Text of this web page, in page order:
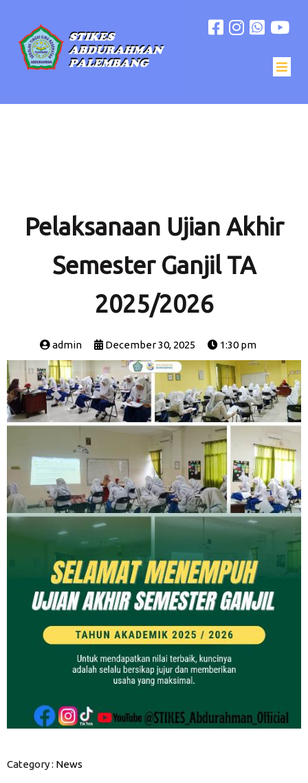
Pelaksanaan Ujian Akhir
Semester Ganjil TA
2025/2026
admin December 30, 2025 1:30 pm
Category : News